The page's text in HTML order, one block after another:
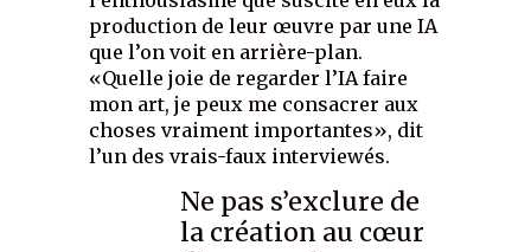
production de leur œuvre par une IA
que l’on voit en arrière-plan.
«Quelle joie de regarder l’IA faire
mon art, je peux me consacrer aux
choses vraiment importantes», dit
l’un des vrais-faux interviewés.
Ne pas s’exclure de
la création au cœur